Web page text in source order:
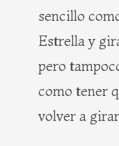
sencillo
Estrella y
pero
como tener
volver a